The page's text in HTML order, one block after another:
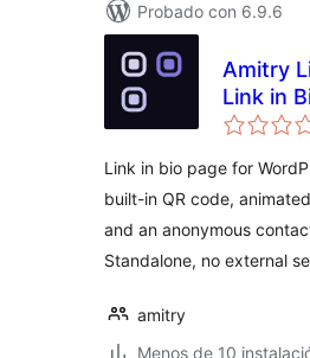
Probado con 6.9.6
Amitry
Link in
Code &
Link in bio page for
built-in QR code,
and an anonymous
Standalone, no external
amitry
Menos de 10